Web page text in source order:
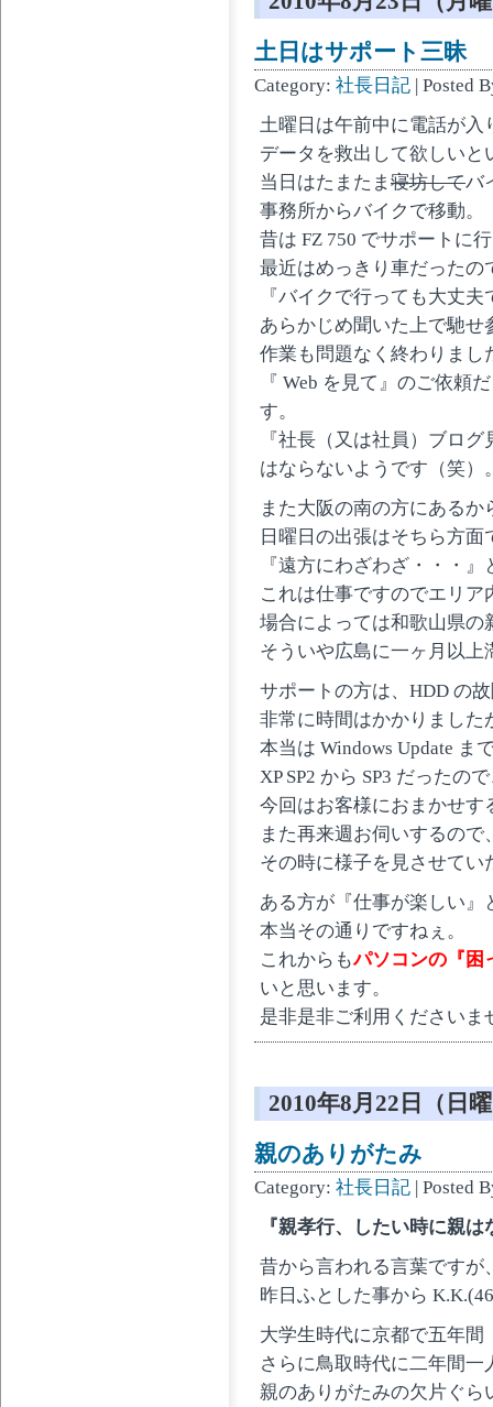
土日はサポート三昧
Category: 社長日記 | Posted
土曜日は午前中に電話が
データを救出して欲しいと
当日はたまたま 寝坊してバ
事務所からバイクで移動。
昔は FZ 750 でサポートに
最近はめっきり車だったの
『バイクで行っても大丈
あらかじめ聞いた上で馳せ
作業も問題なく終わりまし
『 Web を見て』のご依頼
す。
『社長（又は社員）ブロ
はならないようです（笑）
また大阪の南の方にある
日曜日の出張はそちら方面
『遠方にわざわざ・・・
これは仕事ですのでエリ
場合によっては和歌山県
そういや広島に一ヶ月以
サポートの方は、HDD の
非常に時間はかかりまし
本当は Windows Update ま
XP SP2 から SP3 だったの
今回はお客様におまかせす
また再来週お伺いするので
その時に様子を見させてい
ある方が『仕事が楽しい』
本当その通りですねぇ。
これからもパソコンの『
いと思います。
是非是非ご利用くださいま
2010年8月22日（日
親のありがたみ
Category: 社長日記 | Posted
『親孝行、したい時に親は
昔から言われる言葉ですが
昨日ふとした事から
大学生時代に京都で五年間
さらに鳥取時代に二年間
親のありがたみの欠片ぐ